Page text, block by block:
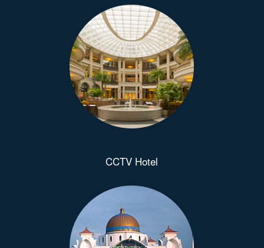
CCTV Hotel